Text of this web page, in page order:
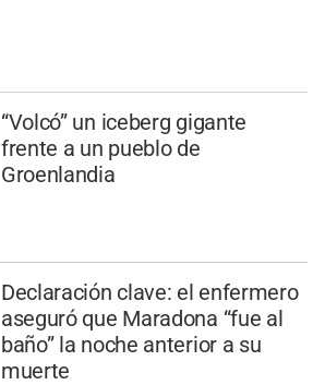
“Volcó” un iceberg gigante
frente a un pueblo de
Groenlandia
Declaración clave: el enfermero
aseguró que Maradona “fue al
baño” la noche anterior a su
muerte